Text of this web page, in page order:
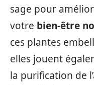
sage pour
votre bien-être
ces plantes
elles jouent
la purification de